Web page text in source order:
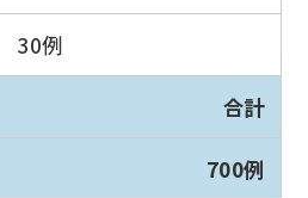
30例
合計
700例